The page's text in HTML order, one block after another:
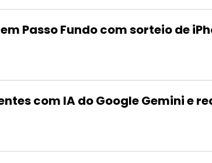
Passo Fundo com sorteio de
com IA do Google Gemini e